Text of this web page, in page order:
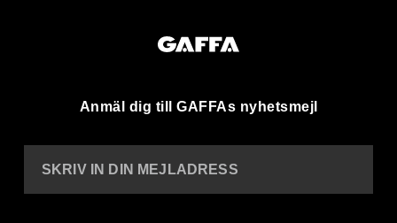
Anmäl dig till GAFFAs nyhetsmejl
SKRIV IN DIN MEJLADRESS